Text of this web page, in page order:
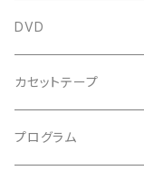
鍵盤用
スコア
古楽以外
トートバッグ
バロック
ルネサンス
DVD
古楽
古楽以外
カセットテープ
古楽
プログラム